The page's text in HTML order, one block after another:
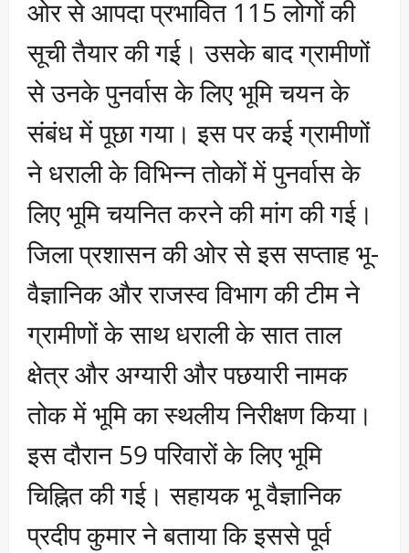
ओर से आपदा प्रभावित 115 लोगों की
सूची तैयार की गई। उसके बाद ग्रामीणों
से उनके पुनर्वास के लिए भूमि चयन के
संबंध में पूछा गया। इस पर कई ग्रामीणों
ने धराली के विभिन्न तोकों में पुनर्वास के
लिए भूमि चयनित करने की मांग की गई।
जिला प्रशासन की ओर से इस सप्ताह भू-
वैज्ञानिक और राजस्व विभाग की टीम ने
ग्रामीणों के साथ धराली के सात ताल
क्षेत्र और अग्यारी और पछयारी नामक
तोक में भूमि का स्थलीय निरीक्षण किया।
इस दौरान 59 परिवारों के लिए भूमि
चिह्नित की गई। सहायक भू वैज्ञानिक
प्रदीप कुमार ने बताया कि इससे पूर्व